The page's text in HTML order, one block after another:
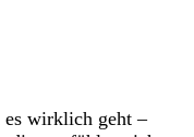
es wirklich geht –